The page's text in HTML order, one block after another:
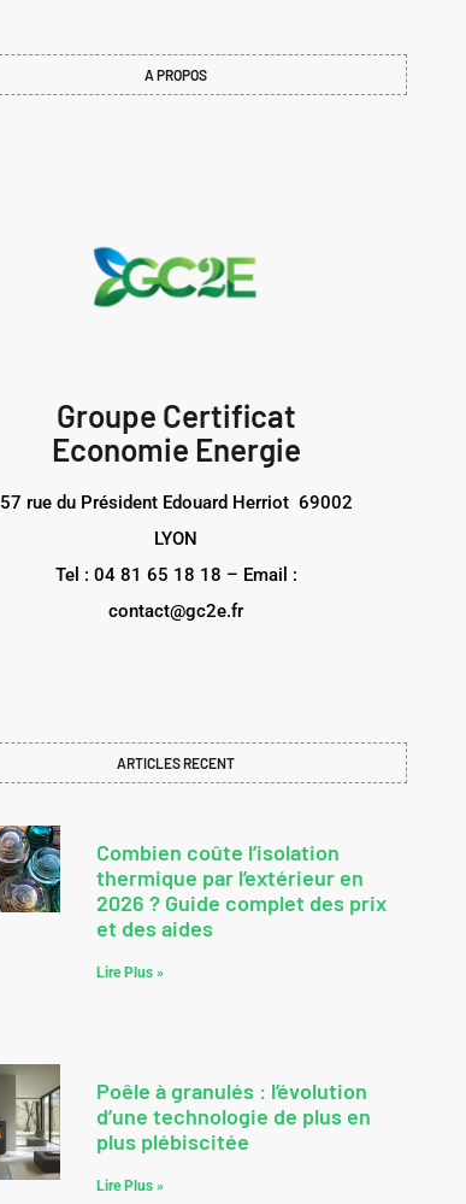
A PROPOS
Groupe Certificat
Economie Energie
57 rue du Président Edouard Herriot 69002
LYON
Tel : 04 81 65 18 18 – Email :
contact@gc2e.fr
ARTICLES RECENT
Combien coûte l’isolation
thermique par l’extérieur en
2026 ? Guide complet des prix
et des aides
Lire Plus »
Poêle à granulés : l’évolution
d’une technologie de plus en
plus plébiscitée
Lire Plus »